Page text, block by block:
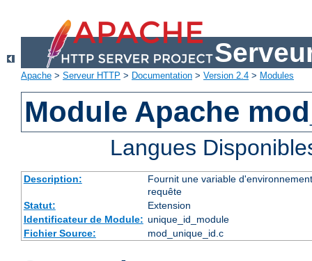
Apache > Serveur HTTP > Documentation > Version 2.4 > Modules
Module Apache
Langues
Description:
Fournit une variable
requête
Statut:
Extension
Identificateur de Module: unique_id_module
Fichier Source:
mod_unique_id.c